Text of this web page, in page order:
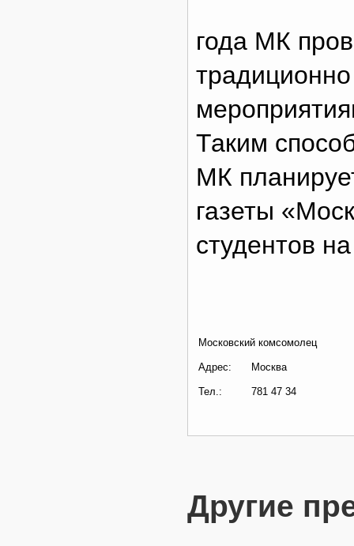
года МК
Таким
МК
газеты
студентов
Московский комсомолец
Адрес: Москва
Тел.: 781 47 34
Другие